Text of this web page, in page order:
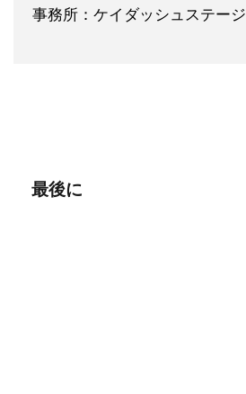
事務所：ケイダッシュステージ
最後に